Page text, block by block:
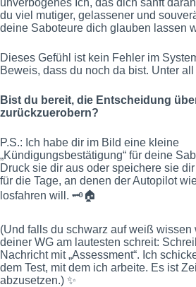
unverbogenes Ich, das dich sanft
du viel mutiger, gelassener und
deine Saboteure dich glauben lassen
Dieses Gefühl ist kein Fehler im
Beweis, dass du noch da bist. Unter
Bist du bereit, die Entscheidung
zurückzuerobern?
P.S.: Ich habe dir im Bild eine kleine
„Kündigungsbestätigung“ für deine
Druck sie dir aus oder speichere sie
für die Tage, an denen der Autopilot
losfahren will. 🗝️🏠
(Und falls du schwarz auf weiß wissen
deiner WG am lautesten schreit:
Nachricht mit „Assessment“. Ich
dem Test, mit dem ich arbeite. Es ist
abzusetzen.) ✨